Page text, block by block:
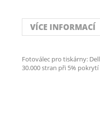
VÍCE INFORMACÍ
Fotoválec pro tiskárny:
30.000 stran při 5%